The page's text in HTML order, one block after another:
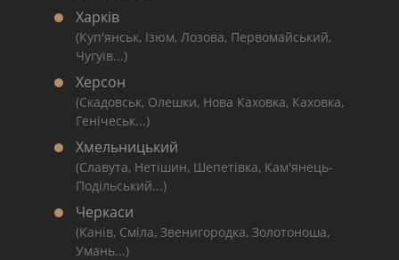
Харків
(Куп'янськ, Ізюм, Лозова, Первомайський,
Чугуїв...)
Херсон
(Скадовськ, Олешки, Нова Каховка, Каховка,
Генічеськ...)
Хмельницький
(Славута, Нетішин, Шепетівка, Кам'янець-
Подільський...)
Черкаси
(Канів, Сміла, Звенигородка, Золотоноша,
Умань...)